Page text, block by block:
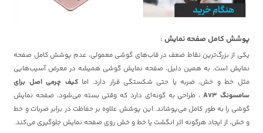
پوشش کامل صفحه نمایش :
یکی از بزرگ‌ترین نقاط ضعف در قاب‌های گوشی معمولی، عدم پوشش کامل صفحه
نمایش است. به همین دلیل، صفحه نمایش گوشی همیشه در معرض آسیب‌هایی
مثل خط و خش، ضربه یا حتی شکستگی قرار دارد. اماکیف چرمی اصل برای
سامسونگ A73
، طراحی به گونه‌ای دارد که وقتی بسته می‌شود، صفحه نمایش
گوشی را به طور کامل می‌پوشاند. این پوشش علاوه بر حفاظت در برابر ضربات و خط
و خش، از ایجاد هرگونه اثر انگشت یا خط و خش روی صفحه نمایش جلوگیری می‌کند.